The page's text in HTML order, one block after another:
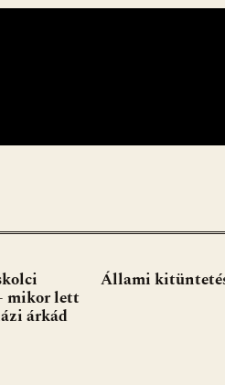
mikor lett
árkád
Állami